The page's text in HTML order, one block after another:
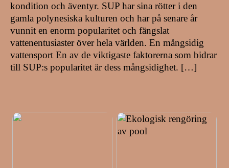
kondition och äventyr. SUP har sina rötter i den
gamla polynesiska kulturen och har på senare år
vunnit en enorm popularitet och fängslat
vattenentusiaster över hela världen. En mångsidig
vattensport En av de viktigaste faktorerna som bidrar
till SUP:s popularitet är dess mångsidighet. […]